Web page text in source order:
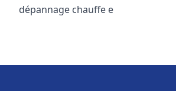
dépannage chauffe e